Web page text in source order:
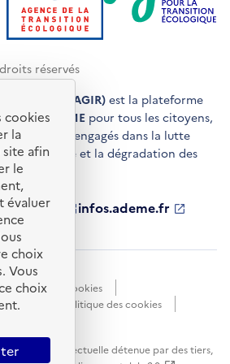
réservés
écologique (AGIR) est la plateforme
de l'ADEME pour tous les citoyens,
et territoires engagés dans la lutte
climatique et la dégradation des
infos.ademe.fr
S'ouvre
nouvelle
Gestion des cookies
du site
Politique des cookies
propriété intellectuelle détenue par des tiers,
cookies
la
afin
le
évaluer
choix
Vous
choix